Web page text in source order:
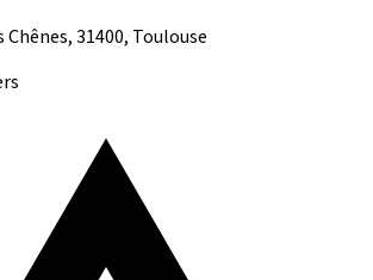
Chênes, 31400, Toulouse